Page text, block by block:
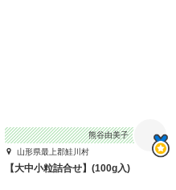
熊谷由美子
山形県最上郡鮭川村
【大中小粒詰合せ】(100g入)